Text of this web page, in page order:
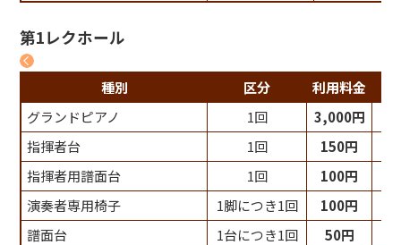
第1レクホール
種別 区分
利用料金
グランドピアノ
1回 3,000円
指揮者台
1回
150円
指揮者用譜面台
1回
100円
演奏者専用椅子
1脚につき1回
100円
譜面台
1台につき1回
50円